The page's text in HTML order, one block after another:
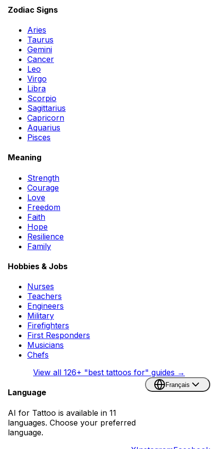
Zodiac Signs
Aries
Taurus
Gemini
Cancer
Leo
Virgo
Libra
Scorpio
Sagittarius
Capricorn
Aquarius
Pisces
Meaning
Strength
Courage
Love
Freedom
Faith
Hope
Resilience
Family
Hobbies & Jobs
Nurses
Teachers
Engineers
Military
Firefighters
First Responders
Musicians
Chefs
View all 126+ "best tattoos for" guides →
Language
AI for Tattoo is available in 11
languages. Choose your preferred
language.
Français